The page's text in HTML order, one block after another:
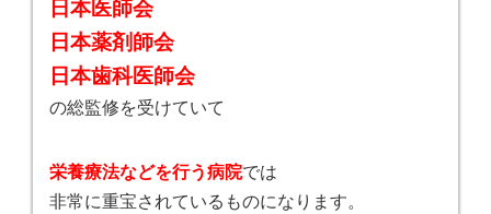
日本医師会
日本薬剤師会
日本歯科医師会
の総監修を受けていて
栄養療法などを行う病院では
非常に重宝されているものになります。